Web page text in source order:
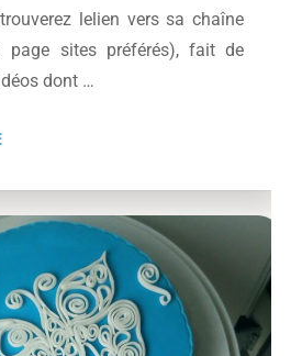
lelien vers sa chaîne
page sites préférés), fait de
dont …